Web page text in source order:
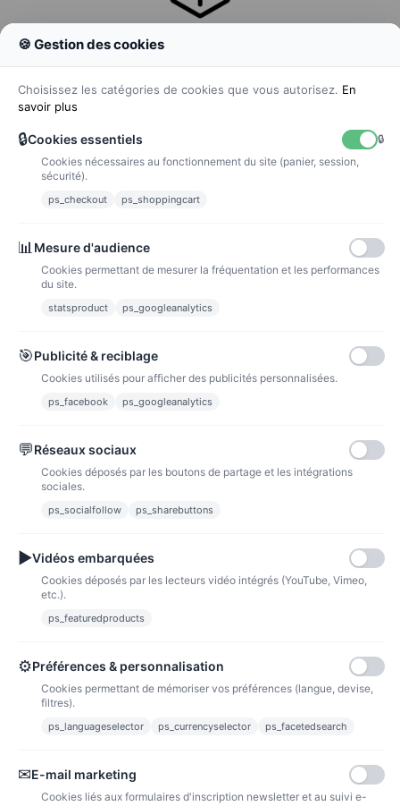
La poste
Paiements sécurisés via paypal et paypal 4 fois sans frais
Fidélité
bons de réductions.
Liens utiles
🍪 Gestion des cookies
Choisissez les catégories de cookies que vous autorisez. En
savoir plus
🔒Cookies essentiels
🔒
Cookies nécessaires au fonctionnement du site (panier, session,
sécurité).
ps_checkout ps_shoppingcart
📊 Mesure d'audience
Cookies permettant de mesurer la fréquentation et les performances
du site.
statsproduct ps_googleanalytics
🎯Publicité & reciblage
Cookies utilisés pour afficher des publicités personnalisées.
ps_facebook ps_googleanalytics
💬Réseaux sociaux
Cookies déposés par les boutons de partage et les intégrations
sociales.
ps_socialfollow ps_sharebuttons
▶Vidéos embarquées
Cookies déposés par les lecteurs vidéo intégrés (YouTube, Vimeo,
etc.).
ps_featuredproducts
⚙Préférences & personnalisation
Cookies permettant de mémoriser vos préférences (langue, devise,
filtres).
ps_languageselector ps_currencyselector ps_facetedsearch
✉E-mail marketing
Cookies liés aux formulaires d'inscription newsletter et au suivi e-